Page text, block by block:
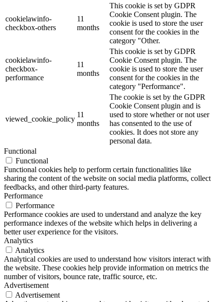
cookielawinfo-
checkbox-others
11
months
This cookie is set by GDPR
Cookie Consent plugin. The
cookie is used to store the user
consent for the cookies in the
category "Other.
cookielawinfo-
checkbox-
performance
11
months
This cookie is set by GDPR
Cookie Consent plugin. The
cookie is used to store the user
consent for the cookies in the
category "Performance".
viewed_cookie_policy
11
months
The cookie is set by the GDPR
Cookie Consent plugin and is
used to store whether or not user
has consented to the use of
cookies. It does not store any
personal data.
Functional
Functional
Functional cookies help to perform certain functionalities like
sharing the content of the website on social media platforms, collect
feedbacks, and other third-party features.
Performance
Performance
Performance cookies are used to understand and analyze the key
performance indexes of the website which helps in delivering a
better user experience for the visitors.
Analytics
Analytics
Analytical cookies are used to understand how visitors interact with
the website. These cookies help provide information on metrics the
number of visitors, bounce rate, traffic source, etc.
Advertisement
Advertisement